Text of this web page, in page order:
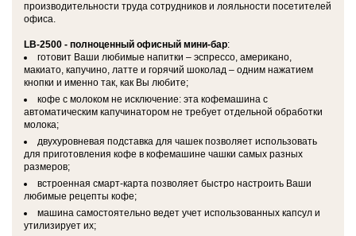
производительности труда сотрудников и лояльности посетителей
офиса.
LB-2500 - полноценный офисный мини-бар:
готовит Ваши любимые напитки – эспрессо, американо,
макиато, капучино, латте и горячий шоколад – одним нажатием
кнопки и именно так, как Вы любите;
кофе с молоком не исключение: эта кофемашина с
автоматическим капучинатором не требует отдельной обработки
молока;
двухуровневая подставка для чашек позволяет использовать
для приготовления кофе в кофемашине чашки самых разных
размеров;
встроенная смарт-карта позволяет быстро настроить Ваши
любимые рецепты кофе;
машина самостоятельно ведет учет использованных капсул и
утилизирует их;